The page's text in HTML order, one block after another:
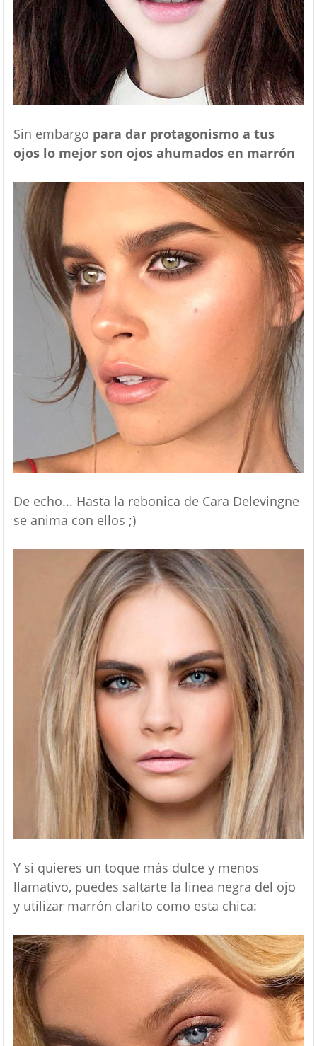
Sin embargo para dar protagonismo a tus
ojos lo mejor son ojos ahumados en marrón
De echo... Hasta la rebonica de Cara Delevingne
se anima con ellos ;)
Y si quieres un toque más dulce y menos
llamativo, puedes saltarte la linea negra del ojo
y utilizar marrón clarito como esta chica: